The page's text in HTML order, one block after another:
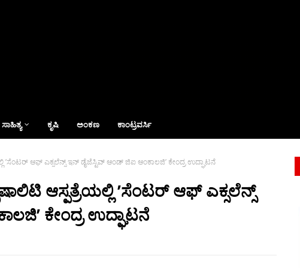
ಸಾಹಿತ್ಯ ಕೃಷಿ ಅಂಕಣ ಕಾಂಟ್ರವರ್ಸಿ
’ಸೆಂಟರ್ ಆಫ್ ಎಕ್ಸಲೆನ್ಸ್ ಇನ್ ಡೈಜೆಸ್ಟಿವ್ ಆಂಡ್ ಜಿಐ ಆಂಕಾಲಜಿ’ ಕೇಂದ್ರ ಉದ್ಘಾಟನೆ
ಆಸ್ಪತ್ರೆಯಲ್ಲಿ ’ಸೆಂಟರ್ ಆಫ್ ಎಕ್ಸಲೆನ್ಸ್
ಕೇಂದ್ರ ಉದ್ಘಾಟನೆ